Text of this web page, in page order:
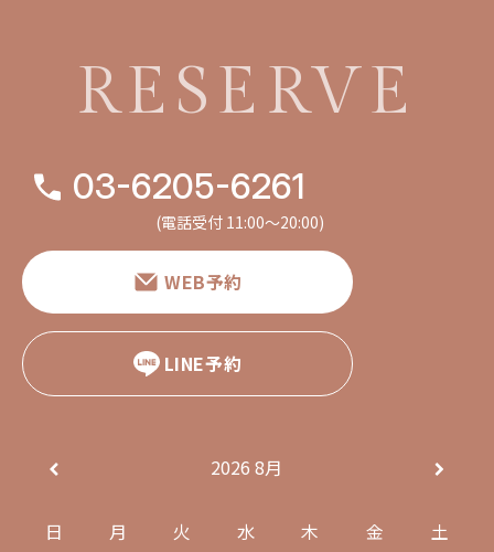
RESERVE
03-6205-6261
(電話受付 11:00〜20:00)
WEB予約
LINE予約
2026 8月
日 月 火 水 木 金 土